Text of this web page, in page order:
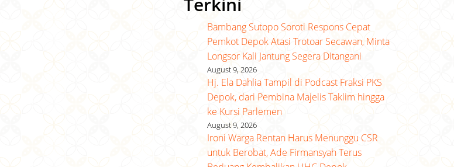
Bambang Sutopo Soroti Respons Cepat
Pemkot Depok Atasi Trotoar Secawan, Minta
Longsor Kali Jantung Segera Ditangani
August 9, 2026
Hj. Ela Dahlia Tampil di Podcast Fraksi PKS
Depok, dari Pembina Majelis Taklim hingga
ke Kursi Parlemen
August 9, 2026
Ironi Warga Rentan Harus Menunggu CSR
untuk Berobat, Ade Firmansyah Terus